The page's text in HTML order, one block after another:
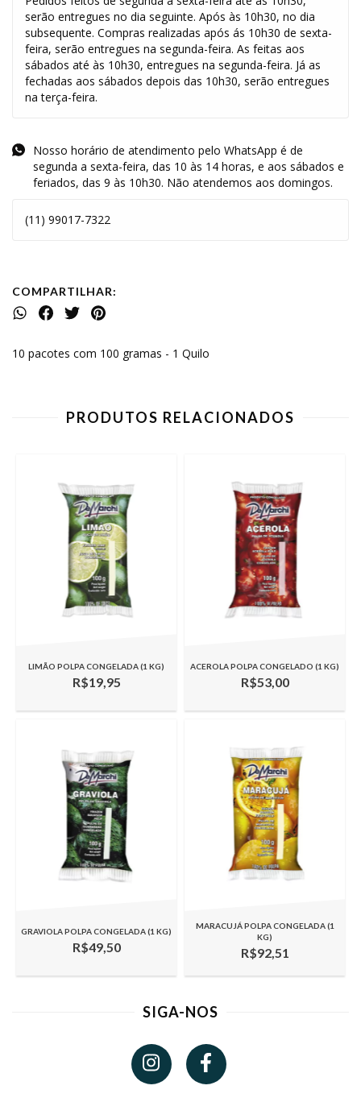
serão entregues no dia seguinte. Após às 10h30, no dia
subsequente. Compras realizadas após ás 10h30 de sexta-
feira, serão entregues na segunda-feira. As feitas aos
sábados até às 10h30, entregues na segunda-feira. Já as
fechadas aos sábados depois das 10h30, serão entregues
na terça-feira.
Nosso horário de atendimento pelo WhatsApp é de
segunda a sexta-feira, das 10 às 14 horas, e aos sábados e
feriados, das 9 às 10h30. Não atendemos aos domingos.
(11) 99017-7322
COMPARTILHAR:
10 pacotes com 100 gramas - 1 Quilo
PRODUTOS RELACIONADOS
LIMÃO POLPA CONGELADA (1 KG)
R$19,95
ACEROLA POLPA CONGELADO (1 KG)
R$53,00
GRAVIOLA POLPA CONGELADA (1 KG)
R$49,50
MARACUJÁ POLPA CONGELADA (1
KG)
R$92,51
SIGA-NOS